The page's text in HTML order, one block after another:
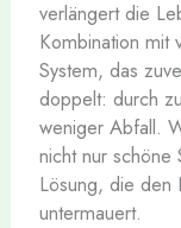
verlängert die
Kombination mit
System, das
doppelt: durch
weniger Abfall.
nicht nur schöne
Lösung, die den
untermauert.